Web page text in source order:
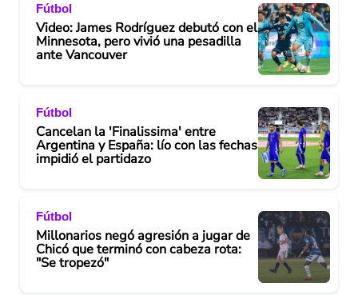
Fútbol
Video: James Rodríguez debutó con el
Minnesota, pero vivió una pesadilla
ante Vancouver
Fútbol
Cancelan la 'Finalissima' entre
Argentina y España: lío con las fechas
impidió el partidazo
Fútbol
Millonarios negó agresión a jugar de
Chicó que terminó con cabeza rota:
"Se tropezó"